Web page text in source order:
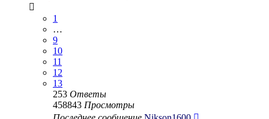
1
…
9
10
11
12
13
253 Ответы
458843 Просмотры